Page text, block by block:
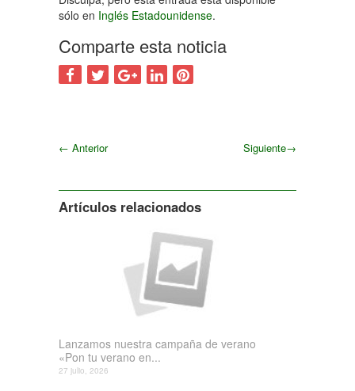
sólo en Inglés Estadounidense.
Comparte esta noticia
← Anterior Siguiente→
Artículos relacionados
Lanzamos nuestra campaña de verano
«Pon tu verano en...
27 julio, 2026